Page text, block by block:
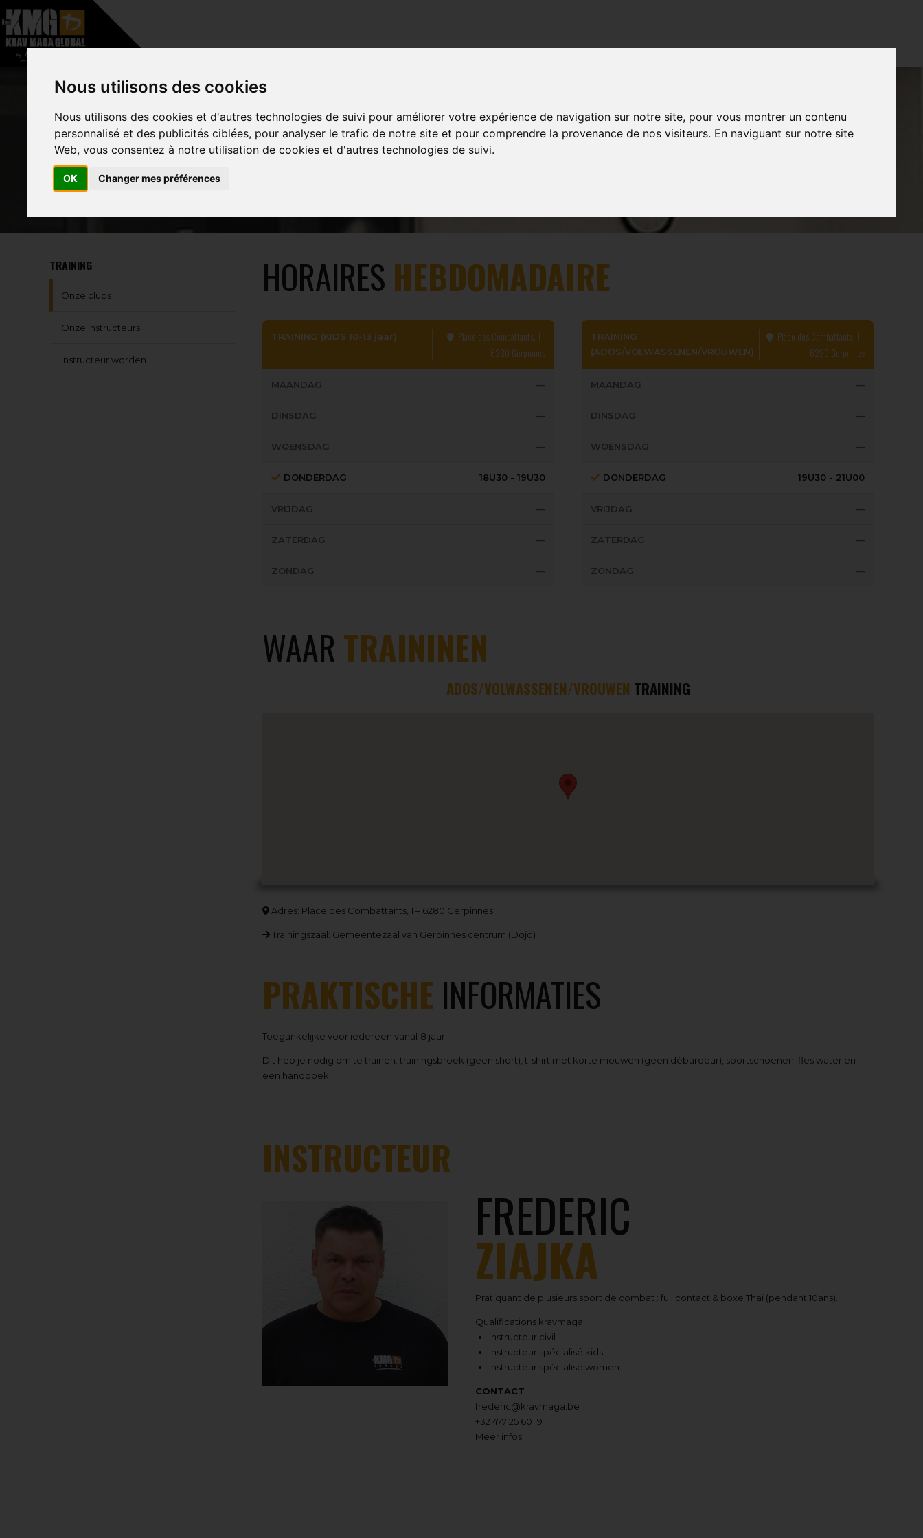
Nous utilisons des cookies
Nous utilisons des cookies et d'autres technologies de suivi pour améliorer votre expérience de navigation sur notre site, pour vous montrer un contenu
personnalisé et des publicités ciblées, pour analyser le trafic de notre site et pour comprendre la provenance de nos visiteurs. En naviguant sur notre site
Web, vous consentez à notre utilisation de cookies et d'autres technologies de suivi.
OK Changer mes préférences GERPINNES
TRAINING
Onze clubs
Onze instructeurs
Instructeur worden
HORAIRES HEBDOMADAIRE
TRAINING (KIDS 10-13 jaar)
Place des Combattants, 1 -
6280 Gerpinnes
MAANDAG —
DINSDAG —
WOENSDAG —
DONDERDAG 18U30 - 19U30
VRIJDAG —
ZATERDAG —
ZONDAG —
TRAINING
(ADOS/VOLWASSENEN/VROUWEN)
Place des Combattants, 1 -
6280 Gerpinnes
MAANDAG —
DINSDAG —
WOENSDAG —
DONDERDAG 19U30 - 21U00
VRIJDAG —
ZATERDAG —
ZONDAG —
WAARTRAININEN
ADOS/VOLWASSENEN/VROUWEN TRAINING
Adres: Place des Combattants, 1 – 6280 Gerpinnes
Trainingszaal: Gemeentezaal van Gerpinnes centrum (Dojo)
PRAKTISCHE INFORMATIES
Toegankelijke voor iedereen vanaf 8 jaar.
Dit heb je nodig om te trainen: trainingsbroek (geen short), t-shirt met korte mouwen (geen débardeur), sportschoenen, fles water en
een handdoek.
INSTRUCTEUR
FREDERIC
ZIAJKA
Pratiquant de plusieurs sport de combat : full contact & boxe Thai (pendant 10ans).
Qualifications kravmaga :
Instructeur civil
Instructeur spécialisé kids
Instructeur spécialisé women
CONTACT
frederic@kravmaga.be
+32 477 25 60 19
Meer infos